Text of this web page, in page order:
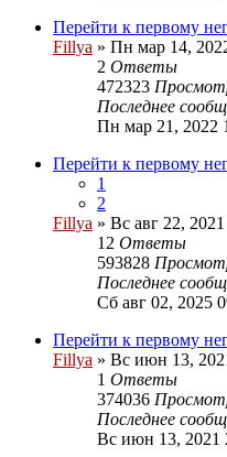
Перейти к первому
Fillya » Пн мар 14,
2 Ответы
472323
Последнее
Пн мар 21, 2022
Перейти к первому
1
2
Fillya » Вс авг 22,
12 Ответы
593828
Последнее
Сб авг 02, 2025
Перейти к первому
Fillya » Вс июн 13,
1 Ответы
374036
Последнее
Вс июн 13, 2021